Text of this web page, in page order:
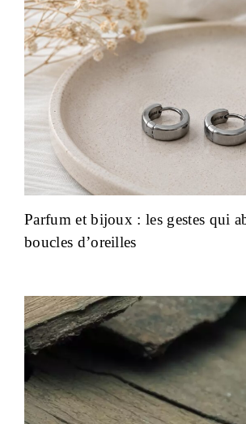
Parfum et bijoux : les gestes qui
boucles d’oreilles